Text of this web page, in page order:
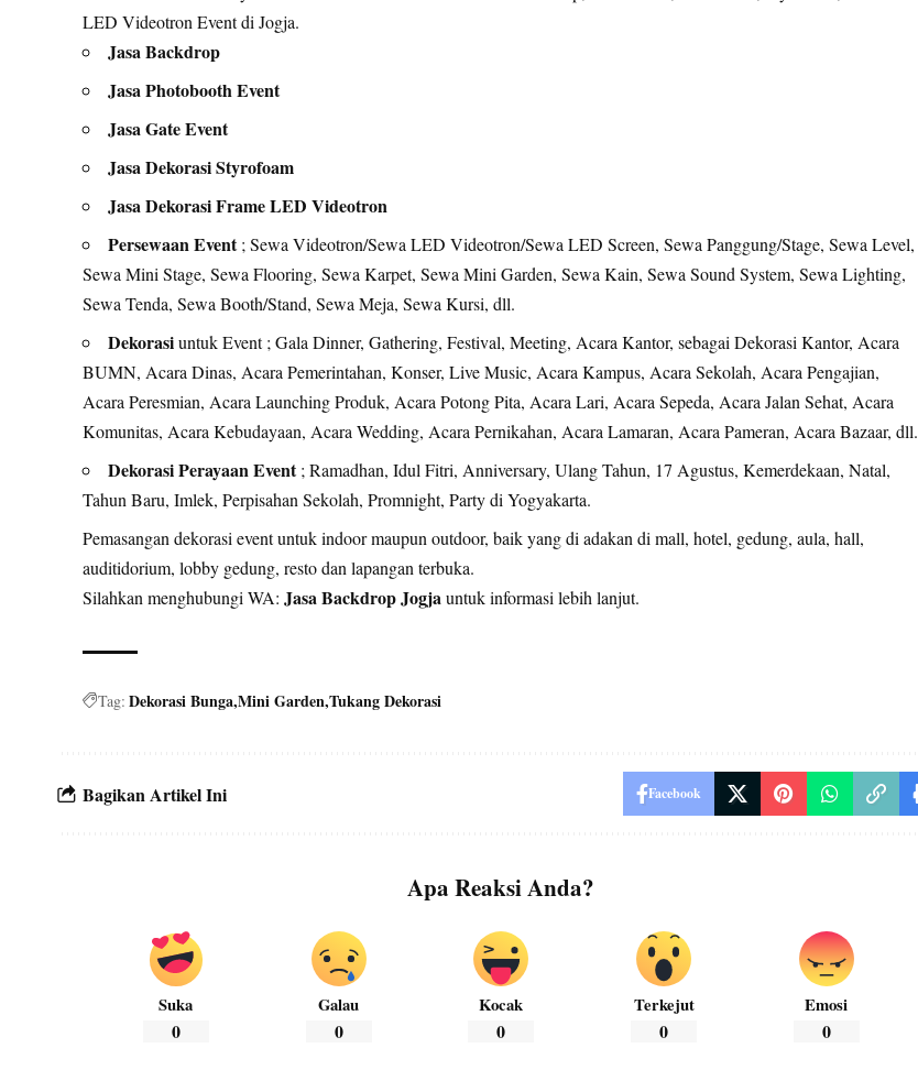
LED Videotron Event di Jogja.
Jasa Backdrop
Jasa Photobooth Event
Jasa Gate Event
Jasa Dekorasi Styrofoam
Jasa Dekorasi Frame LED Videotron
Persewaan Event; Sewa Videotron/Sewa LED Videotron/Sewa LED Screen, Sewa Panggung/Stage, Sewa Level,
Sewa Mini Stage, Sewa Flooring, Sewa Karpet, Sewa Mini Garden, Sewa Kain, Sewa Sound System, Sewa Lighting,
Sewa Tenda, Sewa Booth/Stand, Sewa Meja, Sewa Kursi, dll.
Dekorasiuntuk Event ; Gala Dinner, Gathering, Festival, Meeting, Acara Kantor, sebagai Dekorasi Kantor, Acara
BUMN, Acara Dinas, Acara Pemerintahan, Konser, Live Music, Acara Kampus, Acara Sekolah, Acara Pengajian,
Acara Peresmian, Acara Launching Produk, Acara Potong Pita, Acara Lari, Acara Sepeda, Acara Jalan Sehat, Acara
Komunitas, Acara Kebudayaan, Acara Wedding, Acara Pernikahan, Acara Lamaran, Acara Pameran, Acara Bazaar, dll.
Dekorasi Perayaan Event; Ramadhan, Idul Fitri, Anniversary, Ulang Tahun, 17 Agustus, Kemerdekaan, Natal,
Tahun Baru, Imlek, Perpisahan Sekolah, Promnight, Party di Yogyakarta.
Pemasangan dekorasi event untuk indoor maupun outdoor, baik yang di adakan di mall, hotel, gedung, aula, hall,
auditidorium, lobby gedung, resto dan lapangan terbuka.
Silahkan menghubungi WA:Jasa Backdrop Jogjauntuk informasi lebih lanjut.
Tag: Dekorasi BungaMini GardenTukang Dekorasi
Bagikan Artikel Ini Facebook
Apa Reaksi Anda?
Suka
0
Galau
0
Kocak
0
Terkejut
0
Emosi
0